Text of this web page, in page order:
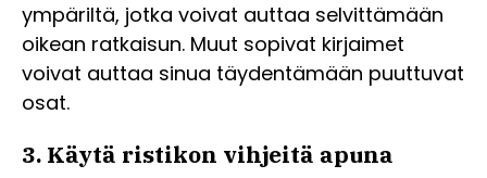
ympäriltä, jotka voivat auttaa selvittämään
oikean ratkaisun. Muut sopivat kirjaimet
voivat auttaa sinua täydentämään puuttuvat
osat.
3. Käytä ristikon vihjeitä apuna